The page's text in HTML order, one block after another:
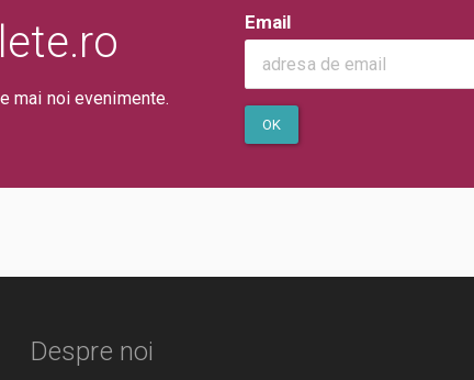
mai noi evenimente.
Email
OK
Despre noi